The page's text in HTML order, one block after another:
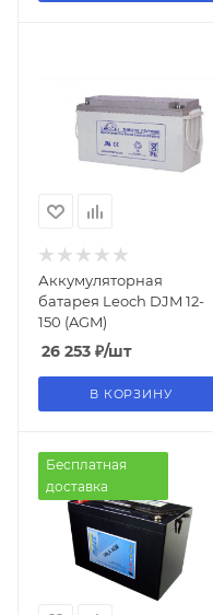
Аккумуляторная
батарея Leoch DJM 12-
150 (AGM)
26 253 ₽/шт
В КОРЗИНУ
Бесплатная
доставка